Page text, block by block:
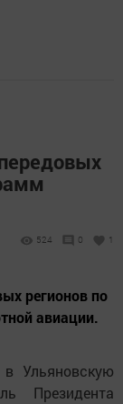
524 0 1
регионов по
авиации.
Ульяновскую
Президента